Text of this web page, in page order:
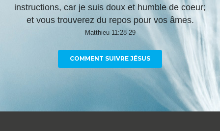
instructions, car je suis doux et humble de coeur;
et vous trouverez du repos pour vos âmes.
Matthieu 11:28-29
COMMENT SUIVRE JÉSUS